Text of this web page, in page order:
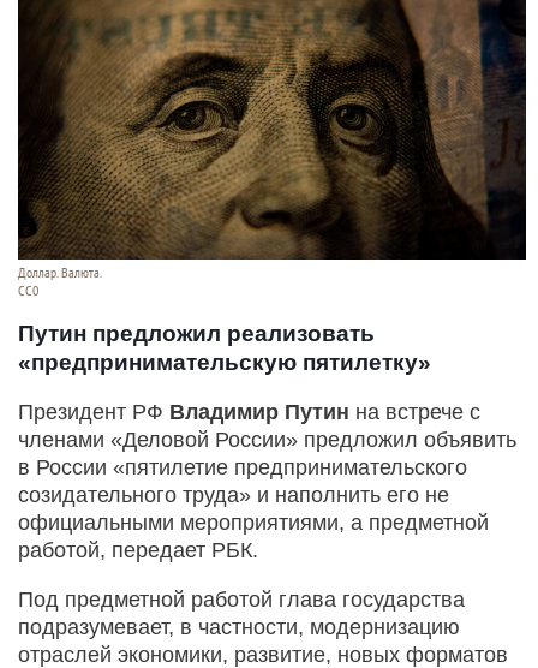
Доллар. Валюта.
CC0
Путин предложил реализовать
«предпринимательскую пятилетку»
Президент РФ Владимир Путин на встрече с
членами «Деловой России» предложил объявить
в России «пятилетие предпринимательского
созидательного труда» и наполнить его не
официальными мероприятиями, а предметной
работой, передает РБК.
Под предметной работой глава государства
подразумевает, в частности, модернизацию
отраслей экономики, развитие, новых форматов